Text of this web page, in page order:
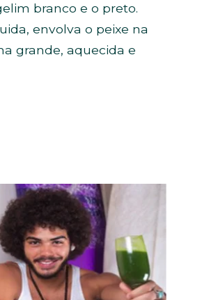
branco e o preto.
envolva o peixe na
grande, aquecida e